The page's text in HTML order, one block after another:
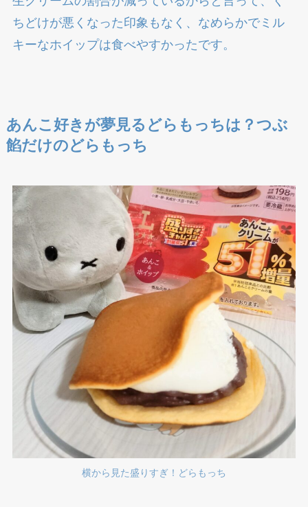
ちどけが悪くなった印象もなく、なめらかでミル
キーなホイップは食べやすかったです。
あんこ好きが夢見るどらもっちは？つぶ
餡だけのどらもっち
横から見た盛りすぎ！どらもっち